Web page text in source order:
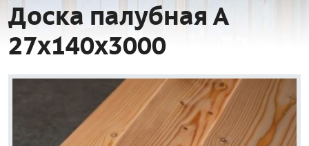
Доска палубная А
27х140х3000